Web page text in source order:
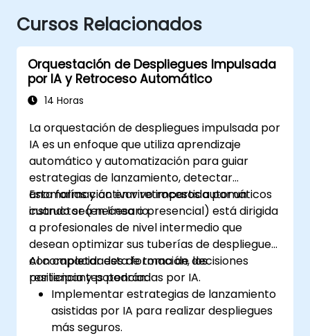
Cursos Relacionados
Orquestación de Despliegues Impulsada
por IA y Retroceso Automático
14 Horas
La orquestación de despliegues impulsada por
IA es un enfoque que utiliza aprendizaje
automático y automatización para guiar
estrategias de lanzamiento, detectar
anomalías y activar retrocesos automáticos
cuando sea necesario.
Esta formación en vivo impartida por un
instructor (en línea o presencial) está dirigida
a profesionales de nivel intermedio que
desean optimizar sus tuberías de despliegue
con capacidades de toma de decisiones
resiliencia y potenciadas por IA.
Al completar esta formación, los
participantes podrán:
Implementar estrategias de lanzamiento
asistidas por IA para realizar despliegues
más seguros.